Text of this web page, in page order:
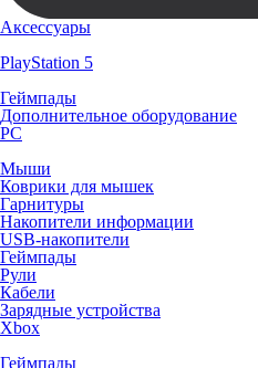
Аксессуары
PlayStation 5
Геймпады
Дополнительное оборудование
PC
Мыши
Коврики для мышек
Гарнитуры
Накопители информации
USB-накопители
Геймпады
Рули
Кабели
Зарядные устройства
Xbox
Геймпады